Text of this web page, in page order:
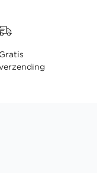
Gratis